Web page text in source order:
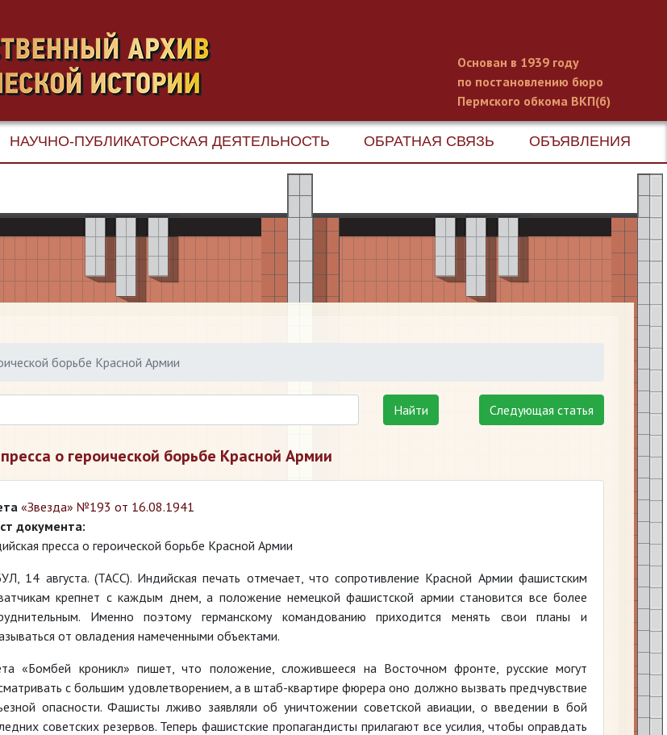
Основан в 1939 году
по постановлению бюро
Пермского обкома ВКП(б)
НАУЧНО-ПУБЛИКАТОРСКАЯ ДЕЯТЕЛЬНОСТЬ ОБРАТНАЯ СВЯЗЬ ОБЪЯВЛЕНИЯ
борьбе Красной Армии
Найти Следующая статья
о героической борьбе Красной Армии
«Звезда» №193 от 16.08.1941
документа:
пресса о героической борьбе Красной Армии
14 августа. (ТАСС). Индийская печать отмечает, что сопротивление Красной Армии фашистским
крепнет с каждым днем, а положение немецкой фашистской армии становится все более
Именно поэтому германскому командованию приходится менять свои планы и
от овладения намеченными объектами.
«Бомбей кроникл» пишет, что положение, сложившееся на Восточном фронте, русские могут
с большим удовлетворением, а в штаб-квартире фюрера оно должно вызвать предчувствие
опасности. Фашисты лживо заявляли об уничтожении советской авиации, о введении в бой
советских резервов. Теперь фашистские пропагандисты прилагают все усилия, чтобы оправдать